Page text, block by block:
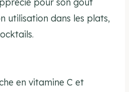
utilisation dans les plats,
en vitamine C et